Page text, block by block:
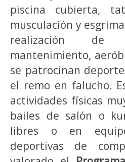
piscina cubierta,
musculación y
realización de
mantenimiento,
se patrocinan
el remo en falucho.
actividades físicas
bailes de salón o
libres o en
deportivas de